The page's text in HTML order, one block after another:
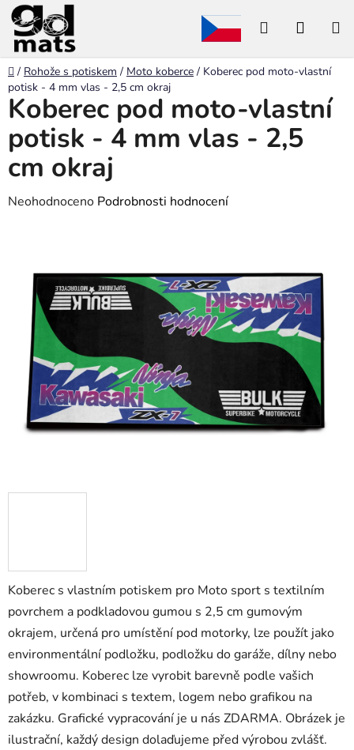
Přejít
na
obsah
Hledat
Domů
/ Rohože s potiskem / Moto koberce / Koberec pod moto-vlastní
potisk - 4 mm vlas - 2,5 cm okraj
Koberec s vlastním potiskem pro Moto sport s textilním
povrchem a podkladovou gumou s 2,5 cm gumovým
okrajem, určená pro umístění pod motorky, lze použít jako
environmentální podložku, podložku do garáže, dílny nebo
showroomu. Koberec lze vyrobit barevně podle vašich
potřeb, v kombinaci s textem, logem nebo grafikou na
zakázku. Grafické vypracování je u nás ZDARMA. Obrázek je
ilustrační, každý design dolaďujeme před výrobou zvlášť.
Koberec pod moto-vlastní
potisk - 4 mm vlas - 2,5
cm okraj
Průměrné
hvězdiček.
Neohodnoceno Podrobnosti hodnocení